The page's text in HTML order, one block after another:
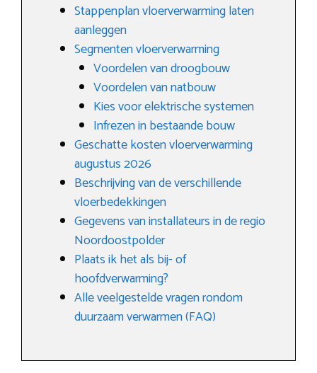
Stappenplan vloerverwarming laten
aanleggen
Segmenten vloerverwarming
Voordelen van droogbouw
Voordelen van natbouw
Kies voor elektrische systemen
Infrezen in bestaande bouw
Geschatte kosten vloerverwarming
augustus 2026
Beschrijving van de verschillende
vloerbedekkingen
Gegevens van installateurs in de regio
Noordoostpolder
Plaats ik het als bij- of
hoofdverwarming?
Alle veelgestelde vragen rondom
duurzaam verwarmen (FAQ)